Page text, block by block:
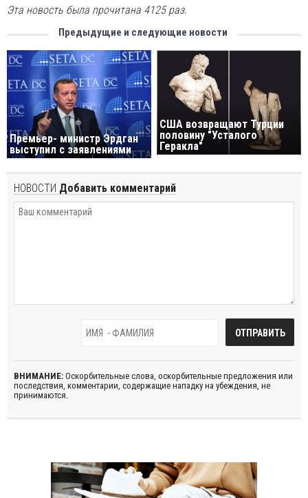
Эта новость была прочитана 4125 раз.
Предыдущие и следующие новости
Премьер- министр Эрдган
выступил с заявлениями
США возвращают Турции
половину "Усталого
Геракла"
НОВОСТИ Добавить комментарий
ВНИМАНИЕ: Оскорбительные слова, оскорбительные предложения или
последствия, комментарии, содержащие нападку на убеждения, не
принимаются.